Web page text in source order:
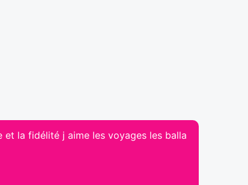
et la fidélité j aime les voyages les balla